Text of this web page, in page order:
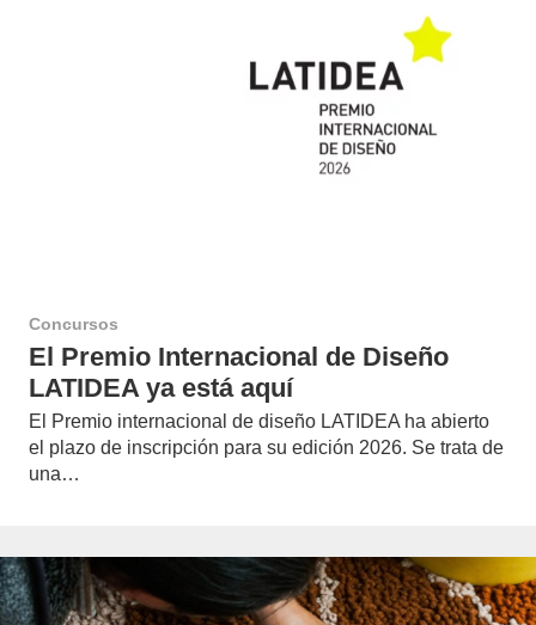
Concursos
El Premio Internacional de Diseño
LATIDEA ya está aquí
El Premio internacional de diseño LATIDEA ha abierto
el plazo de inscripción para su edición 2026. Se trata de
una…